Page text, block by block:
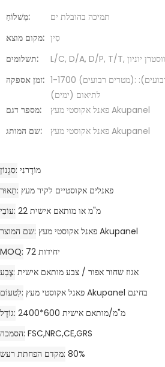
מִשׁלוֹחַ:
תמיכה בהובלת ים
מקום מוצא: סִין
תשלומים:
זמן אספקה: 1-1700 (מטרים רבועים): 15 (ימים), >1700 (מטרים רבועים):
לתיאום (ימים)
מספר דגם:
פאנל אקוסטי מעץ Akupanel
שם המותג:
פאנל אקוסטי מעץ Akupanel
סִגְנוֹן מוֹדֶרנִי
תֵאוּר פאנלים אקוסטיים לקיר מעץ
עוֹבִי
22 מ"מ או מותאם אישית
שם המוצר
פאנל אקוסטי מעץ Akupanel
MOQ
72 יחידות
צֶבַע אגוז שחור אפור / צבע מותאם אישית
לִטעוֹם
פאנל אקוסטי מעץ Akupanel בחינם
גוֹדֶל
2400*600 מ"מ/מותאם אישית
הסמכה FSC,NRC,CE,GRS
מקדם הפחתת רעש 80%